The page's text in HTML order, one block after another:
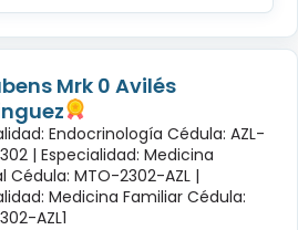
Mrk 0 Avilés
Endocrinología Cédula: AZL-
| Especialidad: Medicina
Cédula: MTO-2302-AZL |
Medicina Familiar Cédula:
AZL1